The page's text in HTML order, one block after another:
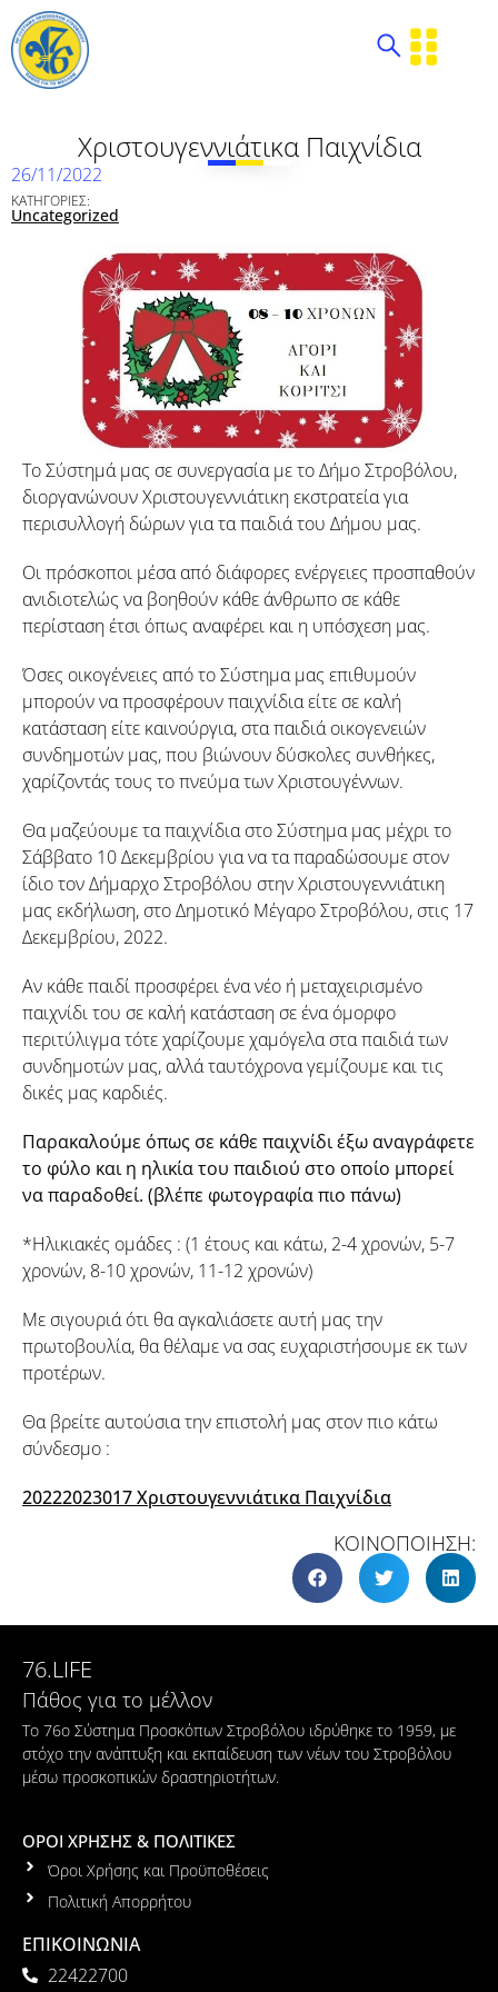
Χριστουγεννιάτικα Παιχνίδια
26/11/2022
ΚΑΤΗΓΟΡΙΕΣ:
Uncategorized
Το Σύστημά μας σε συνεργασία με το Δήμο Στροβόλου,
διοργανώνουν Χριστουγεννιάτικη εκστρατεία για
περισυλλογή δώρων για τα παιδιά του Δήμου μας.
Οι πρόσκοποι μέσα από διάφορες ενέργειες προσπαθούν
ανιδιοτελώς να βοηθούν κάθε άνθρωπο σε κάθε
περίσταση έτσι όπως αναφέρει και η υπόσχεση μας.
Όσες οικογένειες από το Σύστημα μας επιθυμούν
μπορούν να προσφέρουν παιχνίδια είτε σε καλή
κατάσταση είτε καινούργια, στα παιδιά οικογενειών
συνδημοτών μας, που βιώνουν δύσκολες συνθήκες,
χαρίζοντάς τους το πνεύμα των Χριστουγέννων.
Θα μαζεύουμε τα παιχνίδια στο Σύστημα μας μέχρι το
Σάββατο 10 Δεκεμβρίου για να τα παραδώσουμε στον
ίδιο τον Δήμαρχο Στροβόλου στην Χριστουγεννιάτικη
μας εκδήλωση, στο Δημοτικό Μέγαρο Στροβόλου, στις 17
Δεκεμβρίου, 2022.
Αν κάθε παιδί προσφέρει ένα νέο ή μεταχειρισμένο
παιχνίδι του σε καλή κατάσταση σε ένα όμορφο
περιτύλιγμα τότε χαρίζουμε χαμόγελα στα παιδιά των
συνδημοτών μας, αλλά ταυτόχρονα γεμίζουμε και τις
δικές μας καρδιές.
Παρακαλούμε όπως σε κάθε παιχνίδι έξω αναγράφετε
το φύλο και η ηλικία του παιδιού στο οποίο μπορεί
να παραδοθεί. (βλέπε φωτογραφία πιο πάνω)
*Ηλικιακές ομάδες : (1 έτους και κάτω, 2-4 χρονών, 5-7
χρονών, 8-10 χρονών, 11-12 χρονών)
Με σιγουριά ότι θα αγκαλιάσετε αυτή μας την
πρωτοβουλία, θα θέλαμε να σας ευχαριστήσουμε εκ των
προτέρων.
Θα βρείτε αυτούσια την επιστολή μας στον πιο κάτω
σύνδεσμο :
20222023017 Χριστουγεννιάτικα Παιχνίδια
ΚΟΙΝΟΠΟΙΗΣΗ:
76.LIFE
Πάθος για το μέλλον
Το 76ο Σύστημα Προσκόπων Στροβόλου ιδρύθηκε το 1959, με
στόχο την ανάπτυξη και εκπαίδευση των νέων του Στροβόλου
μέσω προσκοπικών δραστηριοτήτων.
ΟΡΟΙ ΧΡΗΣΗΣ & ΠΟΛΙΤΙΚΕΣ
Όροι Χρήσης και Προϋποθέσεις
Πολιτική Απορρήτου
ΕΠΙΚΟΙΝΩΝΙΑ
22422700